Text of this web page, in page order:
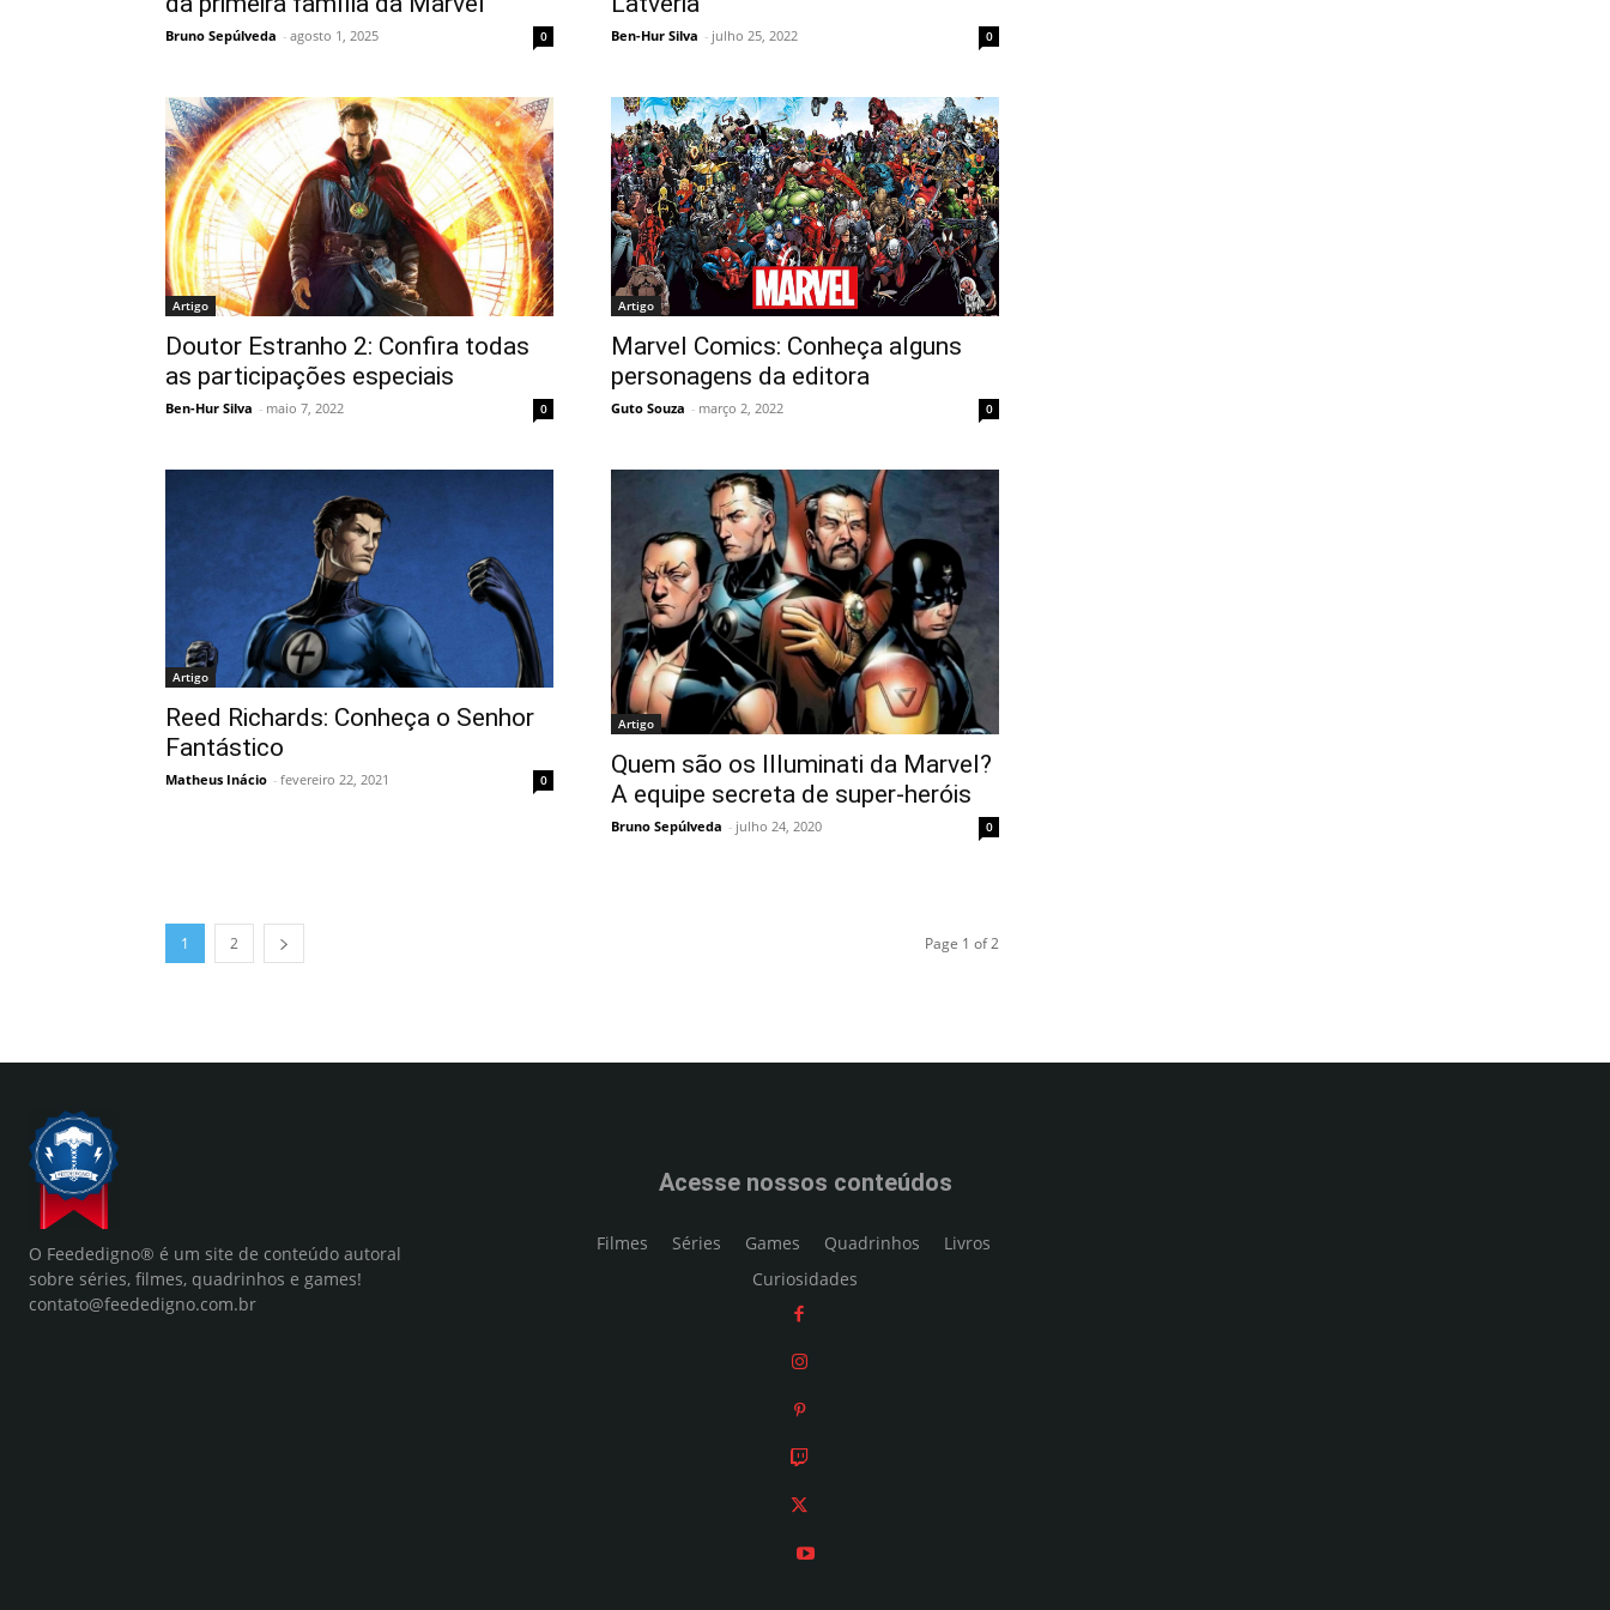
Bruno Sepúlveda - agosto 1, 2025 0 Ben-Hur Silva - julho 25, 2022 0
Artigo
Doutor Estranho 2: Confira todas
as participações especiais
Ben-Hur Silva - maio 7, 2022 0
Artigo
Marvel Comics: Conheça alguns
personagens da editora
Guto Souza - março 2, 2022 0
Artigo
Reed Richards: Conheça o Senhor
Fantástico
Matheus Inácio - fevereiro 22, 2021 0
Artigo
Quem são os Illuminati da Marvel?
A equipe secreta de super-heróis
Bruno Sepúlveda - julho 24, 2020 0
1 2 Page 1 of 2
O Feededigno® é um site de conteúdo autoral
sobre séries, filmes, quadrinhos e games!
contato@feededigno.com.br
Acesse nossos conteúdos
Filmes Séries Games Quadrinhos
Livros
Curiosidades